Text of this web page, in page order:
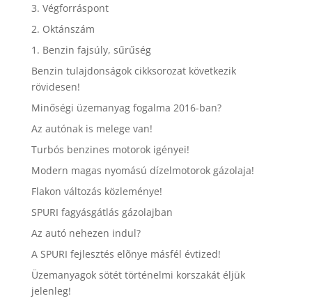
3. Végforráspont
2. Oktánszám
1. Benzin fajsúly, sűrűség
Benzin tulajdonságok cikksorozat következik
rövidesen!
Minőségi üzemanyag fogalma 2016-ban?
Az autónak is melege van!
Turbós benzines motorok igényei!
Modern magas nyomású dízelmotorok gázolaja!
Flakon változás közleménye!
SPURI fagyásgátlás gázolajban
Az autó nehezen indul?
A SPURI fejlesztés elõnye másfél évtized!
Üzemanyagok sötét történelmi korszakát éljük
jelenleg!